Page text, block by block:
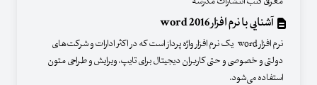
آشنایی با نرم افزار word 2016
نرم افزار word یک نرم افزار واژه پرداز است که در اکثر ادارات و شرکت‌های
دولتی و خصوصی و حتی کاربران دیجیتال برای تایپ، ویرایش و طراحی متون
استفاده می‌شود.